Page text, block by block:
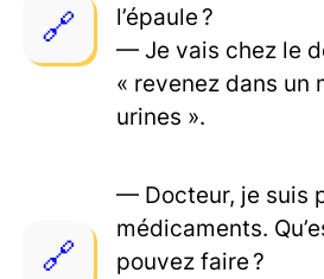
l’épaule ?
— Je vais chez le
« revenez dans un
urines ».
— Docteur, je suis
médicaments.
pouvez faire ?